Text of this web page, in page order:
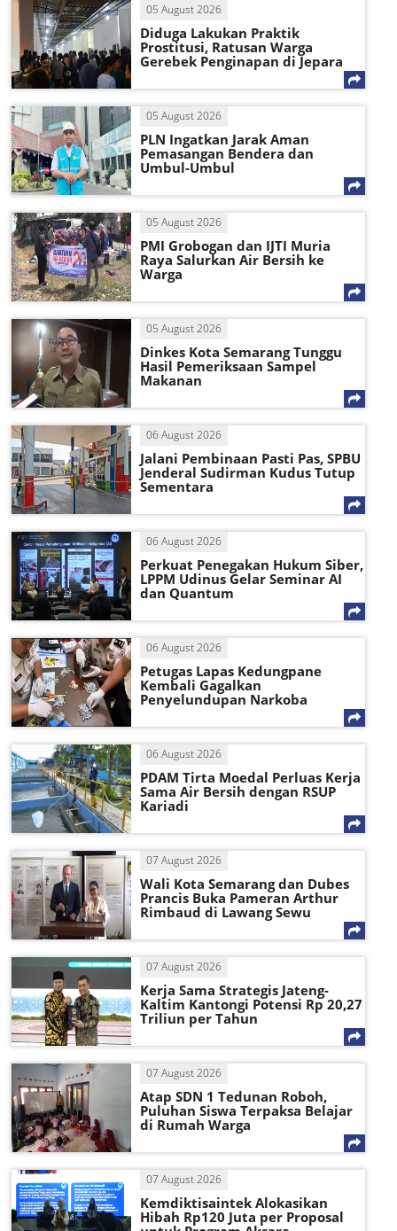
05 August 2026
Diduga Lakukan Praktik
Prostitusi, Ratusan Warga
Gerebek Penginapan di Jepara
05 August 2026
PLN Ingatkan Jarak Aman
Pemasangan Bendera dan
Umbul-Umbul
05 August 2026
PMI Grobogan dan IJTI Muria
Raya Salurkan Air Bersih ke
Warga
05 August 2026
Dinkes Kota Semarang Tunggu
Hasil Pemeriksaan Sampel
Makanan
06 August 2026
Jalani Pembinaan Pasti Pas, SPBU
Jenderal Sudirman Kudus Tutup
Sementara
06 August 2026
Perkuat Penegakan Hukum Siber,
LPPM Udinus Gelar Seminar AI
dan Quantum
06 August 2026
Petugas Lapas Kedungpane
Kembali Gagalkan
Penyelundupan Narkoba
06 August 2026
PDAM Tirta Moedal Perluas Kerja
Sama Air Bersih dengan RSUP
Kariadi
07 August 2026
Wali Kota Semarang dan Dubes
Prancis Buka Pameran Arthur
Rimbaud di Lawang Sewu
07 August 2026
Kerja Sama Strategis Jateng-
Kaltim Kantongi Potensi Rp 20,27
Triliun per Tahun
07 August 2026
Atap SDN 1 Tedunan Roboh,
Puluhan Siswa Terpaksa Belajar
di Rumah Warga
07 August 2026
Kemdiktisaintek Alokasikan
Hibah Rp120 Juta per Proposal